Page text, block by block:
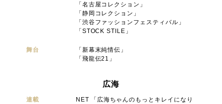
「名古屋コレクション」
「静岡コレクション」
「渋谷ファッションフェスティバル」
「STOCK STILE」
舞台
「新幕末純情伝」
「飛龍伝21」
広海
連載
NET
「広海ちゃんのもっとキレイになり